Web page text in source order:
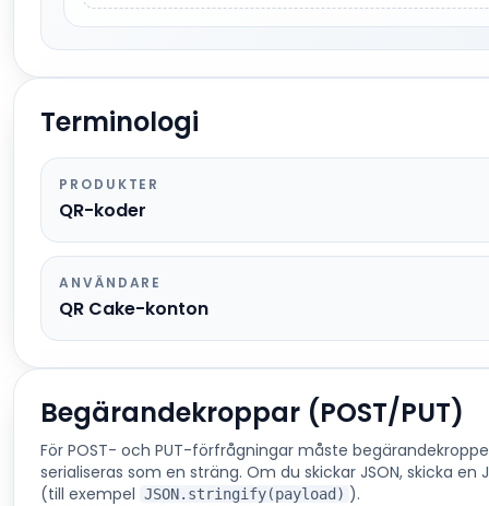
Terminologi
PRODUKTER
QR-koder
ANVÄNDARE
QR Cake-konton
Begärandekroppar (POST/PUT)
För POST- och PUT-förfrågningar måste
serialiseras som en sträng. Om du skickar JSON, skicka en
(till exempel JSON.stringify(payload) ).